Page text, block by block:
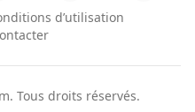
d’utilisation
. Tous droits réservés.